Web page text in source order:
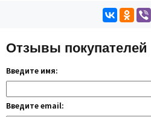
Отзывы покупателей
Введите имя:
Введите email: